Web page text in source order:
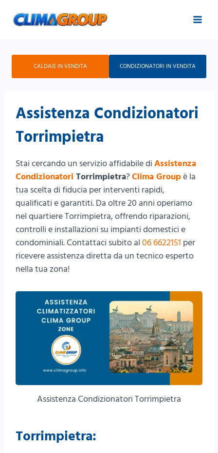
CALDAIE IN VENDITA CONDIZIONATORI IN VENDITA
Assistenza Condizionatori
Torrimpietra
Stai cercando un servizio affidabile di Assistenza
Condizionatori Torrimpietra?Clima Groupè la
tua scelta di fiducia per interventi rapidi,
qualificati e garantiti. Da oltre 20 anni operiamo
nel quartiere Torrimpietra, offrendo riparazioni,
controlli e installazioni su impianti domestici e
condominiali. Contattaci subito al 06 6622151 per
ricevere assistenza diretta da un tecnico esperto
nella tua zona!
Assistenza Condizionatori Torrimpietra
Torrimpietra: